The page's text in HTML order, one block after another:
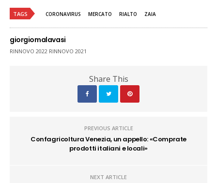
TAGS CORONAVIRUS MERCATO RIALTO ZAIA
giorgiomalavasi
RINNOVO 2022 RINNOVO 2021
Share This
PREVIOUS ARTICLE
Confagricoltura Venezia, un appello: «Comprate
prodotti italiani e locali»
NEXT ARTICLE